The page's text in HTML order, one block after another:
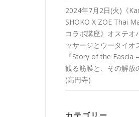
2024年7月2日(火)《
SHOKO X ZOE Thai
コラボ講座》オステオ
ッサージとウータイオ
『Story of the Fascia
観る筋膜と、その解放
(高円寺)